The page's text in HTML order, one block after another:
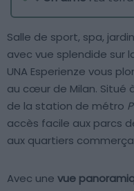
Salle de sport, spa,
avec vue splendide sur
UNA Esperienze vous
au cœur de Milan. Situé
de la station de métro
accès facile aux parcs
aux quartiers
Avec une vue